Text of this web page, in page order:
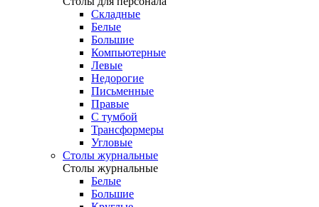
Cкладные
Белые
Большие
Компьютерные
Левые
Недорогие
Письменные
Правые
С тумбой
Трансформеры
Угловые
Столы журнальные
Столы журнальные
Белые
Большие